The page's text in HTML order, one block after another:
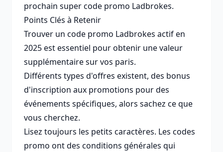
prochain super code promo Ladbrokes.
Points Clés à Retenir
Trouver un code promo Ladbrokes actif en
2025 est essentiel pour obtenir une valeur
supplémentaire sur vos paris.
Différents types d'offres existent, des bonus
d'inscription aux promotions pour des
événements spécifiques, alors sachez ce que
vous cherchez.
Lisez toujours les petits caractères. Les codes
promo ont des conditions générales qui